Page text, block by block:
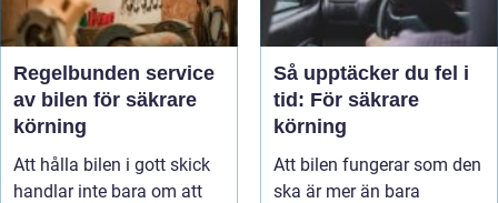
Regelbunden service
av bilen för säkrare
körning
Att hålla bilen i gott skick
handlar inte bara om att
Så upptäcker du fel i
tid: För säkrare
körning
Att bilen fungerar som den
ska är mer än bara